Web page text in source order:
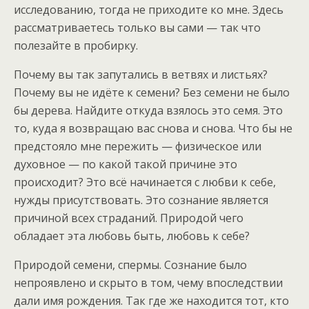
исследованию, тогда не приходите ко мне. Здесь
рассматриваетесь только вы сами — так что
полезайте в пробирку.
Почему вы так запутались в ветвях и листьях?
Почему вы не идёте к семени? Без семени не было
бы дерева. Найдите откуда взялось это семя. Это
то, куда я возвращаю вас снова и снова. Что бы не
предстояло мне пережить — физическое или
духовное — по какой такой причине это
происходит? Это всё начинается с любви к себе,
нужды присутствовать. Это сознание является
причиной всех страданий. Природой чего
обладает эта любовь быть, любовь к себе?
Природой семени, спермы. Сознание было
непроявлено и скрыто в том, чему впоследствии
дали имя рождения. Так где же находится тот, кто